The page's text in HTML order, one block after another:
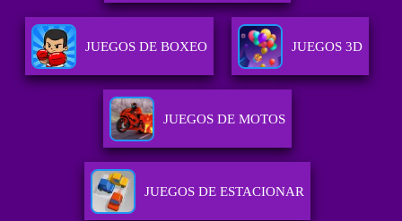
JUEGOS DE BOXEO JUEGOS 3D
JUEGOS DE MOTOS
JUEGOS DE ESTACIONAR